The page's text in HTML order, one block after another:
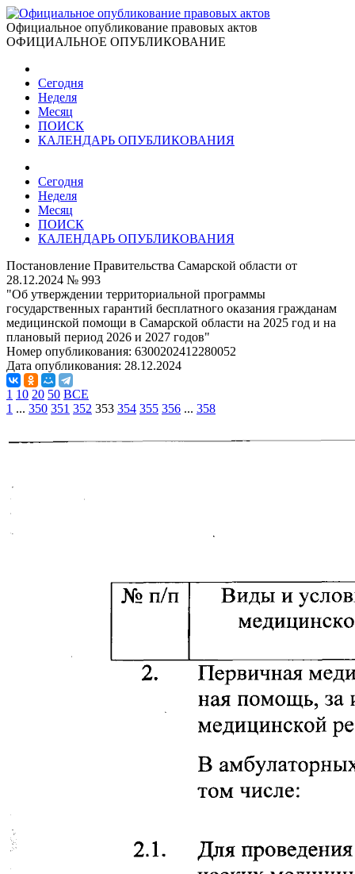
Официальное опубликование правовых актов
ОФИЦИАЛЬНОЕ ОПУБЛИКОВАНИЕ
Сегодня
Неделя
Месяц
ПОИСК
КАЛЕНДАРЬ ОПУБЛИКОВАНИЯ
Сегодня
Неделя
Месяц
ПОИСК
КАЛЕНДАРЬ ОПУБЛИКОВАНИЯ
Постановление Правительства Самарской области от
28.12.2024 № 993
"Об утверждении территориальной программы
государственных гарантий бесплатного оказания гражданам
медицинской помощи в Самарской области на 2025 год и на
плановый период 2026 и 2027 годов"
Номер опубликования: 6300202412280052
Дата опубликования: 28.12.2024
1 10 20 50 ВСЕ
1 ... 350 351 352 353 354 355 356 ... 358